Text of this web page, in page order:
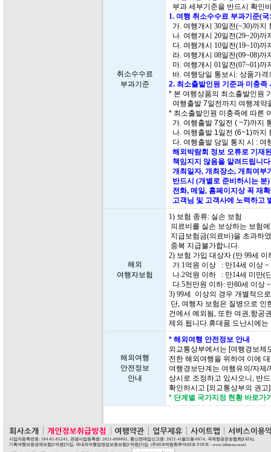
취소수수료
부과기준
부과 세부기준을 반드시 확인
1. 여행 취소수수료 부과기준(
가. 여행개시 30일전(~30)까지
나. 여행개시 20일전(29~20)까
다. 여행개시 10일전(19~10)까
라. 여행개시 08일전(09~08)까
마. 여행개시 01일전(07~01)까
바. 여행당일 통보시: 상품가격
2. 최소출발인원 기준과 미충족
* 본 여행상품의 최소출발인원
여행출발 7일전까지 여행계약
* 최소출발인원 미충족에 따른
가. 여행출발 7일전 ( ~7)까지
나. 여행출발 1일전 (6~1)까지
다. 여행출발 당일 통지 시 : 여
해외박람회 정보 오류로 기재
책임지지 않음을 알려드립니
개최일자, 개최장소, 개최여부
반드시 (개별로 준비하시는 분
전화, 메일, 홈페이지상 꼭 재
고객님 및 고객사에 노력하고
해외
여행자보험
1) 보험 종류: 실손 보험
의료비를 실손 보상하는 보험
지급보험금(의료비)을 초과하
중복 지급불가합니다.
2) 보험 가입 대상자 (만 99세
가.1억원 이상 : 만14세 이상 ~
나.2억원 이하 : 만14세 미만(
다.5천만원 이하: 만80세 이상
3) 99세 이상의 경우 개별적으
단, 여행자 보험은 질병으로 인
건에서 예외됨, 또한 여권,항공
제외 됩니다.휴대품 도난시에
해외여행
안전정보
안내
* 해외여행 안전정보 안내
외교통상부에서는 [여행경보제
전한 해외여행을 위하여 이에
여행경보단계는 여행유의/자제
상시로 조정하고 있사오니, 반
확인하시고 [외교통상부의 권
* 단계별 국가지정 현황 바로가
사업자등록번호: 104-81-85241, 관광사업등록증: 2021-000001, 통신판매업신고증: 2021-서울도봉-0074, 국제항공운송협회[IATA].
기획여행보증공제보험[2억원]가입, 국내외여행업영업보증보험[1억원]가입. (주)IEB박람회투어(IEB-TOUR : www.iebtour.com)